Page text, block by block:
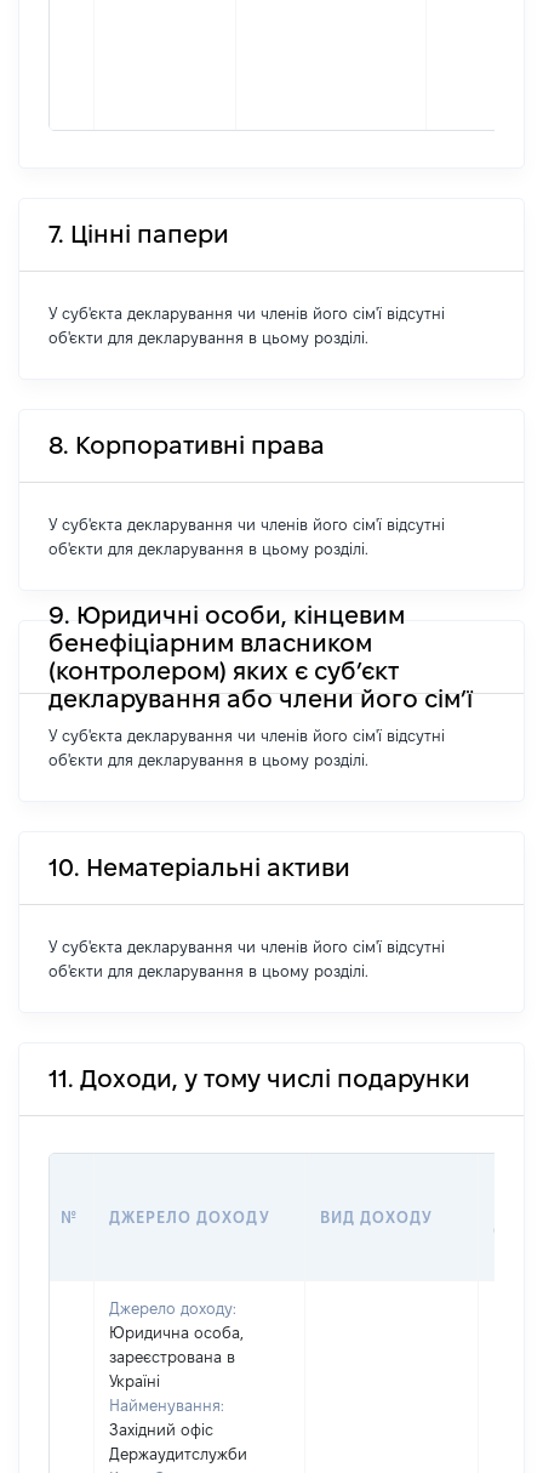
7. Цінні папери
У суб'єкта декларування чи членів його сім'ї відсутні
об'єкти для декларування в цьому розділі.
8. Корпоративні права
У суб'єкта декларування чи членів його сім'ї відсутні
об'єкти для декларування в цьому розділі.
9. Юридичні особи, кінцевим
бенефіціарним власником
(контролером) яких є суб’єкт
декларування або члени його сім’ї
У суб'єкта декларування чи членів його сім'ї відсутні
об'єкти для декларування в цьому розділі.
10. Нематеріальні активи
У суб'єкта декларування чи членів його сім'ї відсутні
об'єкти для декларування в цьому розділі.
11. Доходи, у тому числі подарунки
№ ДЖЕРЕЛО ДОХОДУ ВИД ДОХОДУ
Джерело доходу:
Юридична особа,
зареєстрована в
Україні
Найменування:
Західний офіс
Держаудитслужби